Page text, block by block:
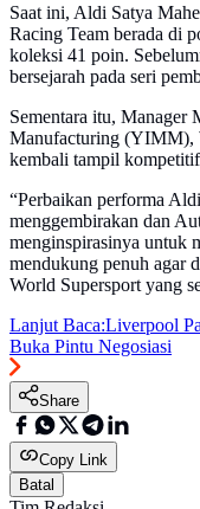
Saat ini, Aldi Satya
Racing Team berada di
koleksi 41 poin.
bersejarah pada seri
Sementara itu, Manager
Manufacturing (YIMM),
kembali tampil
“Perbaikan performa
menggembirakan dan
menginspirasinya untuk
mendukung penuh agar
World Supersport yang
Lanjut Baca:Liverpool
Buka Pintu Negosiasi
Share
Copy Link
Batal